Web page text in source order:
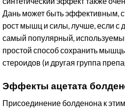
Дань может быть эффективным,
рост мышц и силы, лучше, если с
самый популярный,
простой способ сохранить
стероидов (и другая группа
Эффекты ацетата
Присоединение болденона к